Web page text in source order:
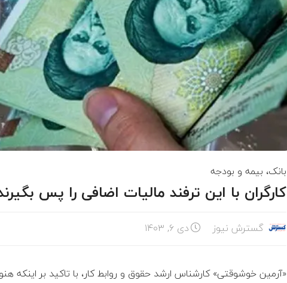
بانک، بیمه و بودجه
کارگران با این ترفند مالیات اضافی را پس
گسترش نیوز دی ۶, ۱۴۰۳
«آرمین خوشوقتی» کارشناس ارشد حقوق و روابط کار، با تاکید بر اینکه